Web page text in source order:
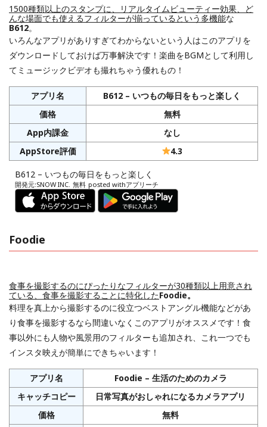
1500種類以上のスタンプに、リアルタイムビューティー効果、ど
んな場面でも使えるフィルターが揃っているという多機能な
B612。
いろんなアプリがありすぎてわからないという人はこのアプリを
ダウンロードしておけば万事解決です！楽曲をBGMとして利用し
てミュージックビデオも撮れちゃう優れもの！
アプリ名
B612 – いつもの毎日をもっと楽しく
価格
無料
App内課金
なし
AppStore評価
4.3
B612 – いつもの毎日をもっと楽しく
開発元:SNOW INC. 無料 posted withアプリーチ
Foodie
食事を撮影するのにぴったりなフィルターが30種類以上用意され
ている、食事を撮影することに特化したFoodie。
料理を真上から撮影するのに役立つベストアングル機能などがあ
り食事を撮影するなら間違いなくこのアプリがオススメです！食
事以外にも人物や風景用のフィルターも追加され、これ一つでも
インスタ映えが簡単にできちゃいます！
アプリ名
Foodie – 生活のためのカメラ
キャッチコピー
日常写真がおしゃれになるカメラアプリ
価格
無料